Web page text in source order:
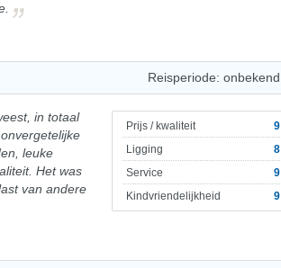
Reisperiode: onbekend
Prijs / kwaliteit
9
Ligging
8
Service
9
Kindvriendelijkheid
9
in totaal
leuke
Het was
van andere